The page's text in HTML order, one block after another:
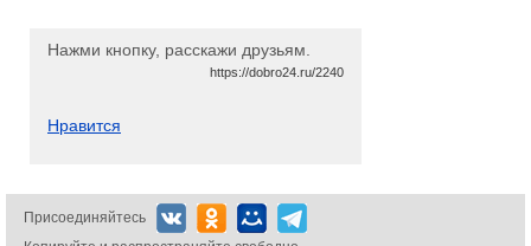
Нажми кнопку, расскажи друзьям.
https://dobro24.ru/2240
Нравится
Присоединяйтесь